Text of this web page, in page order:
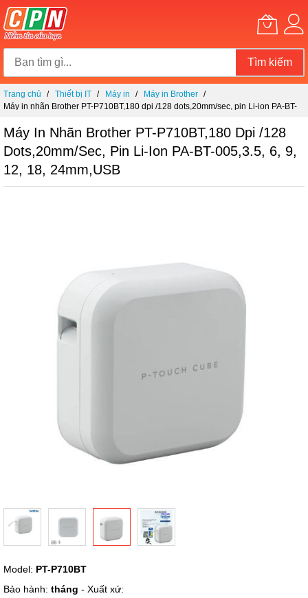
Tìm kiếm
Chuyển
đến
dung
Trang chủ Thiết bị IT Máy in
Máy in Brother
Máy in nhãn Brother PT-P710BT,180 dpi /128 dots,20mm/sec, pin Li-ion PA-BT-
Máy In Nhãn Brother PT-P710BT,180 Dpi /128
Dots,20mm/sec, Pin Li-Ion PA-BT-005,3.5, 6, 9,
12, 18, 24mm,USB
đến
phần
Model: PT-P710BT
Bảo hành: tháng - Xuất xứ: